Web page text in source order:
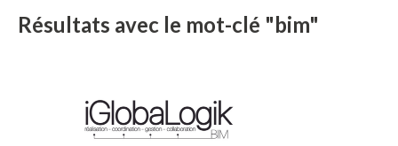
Résultats avec le mot-clé "bim"